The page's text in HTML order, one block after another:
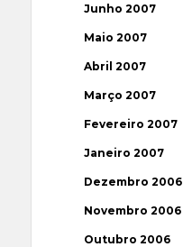
Junho 2007
Maio 2007
Abril 2007
Março 2007
Fevereiro 2007
Janeiro 2007
Dezembro 2006
Novembro 2006
Outubro 2006